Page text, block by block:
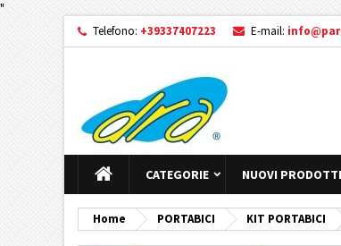
"
Telefono: +39337407223 E-mail:
CATEGORIE NUOVI PRODOTTI
Home PORTABICI KIT PORTABICI